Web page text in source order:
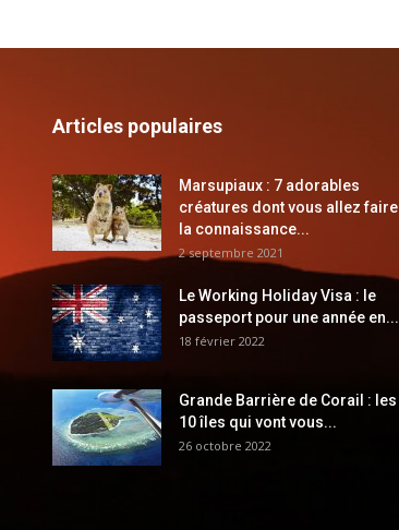
Articles populaires
Marsupiaux : 7 adorables
créatures dont vous allez faire
la connaissance...
2 septembre 2021
Le Working Holiday Visa : le
passeport pour une année en...
18 février 2022
Grande Barrière de Corail : les
10 îles qui vont vous...
26 octobre 2022